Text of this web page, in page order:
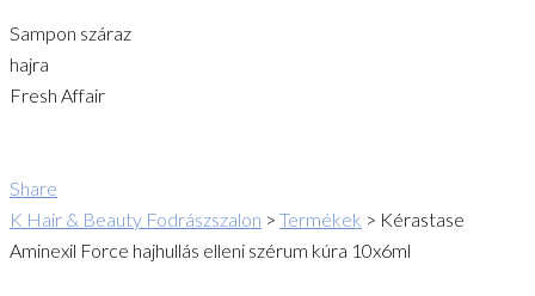
Sampon száraz
hajra
Fresh Affair
Share
K Hair & Beauty Fodrászszalon > Termékek > Kérastase
Aminexil Force hajhullás elleni szérum kúra 10x6ml